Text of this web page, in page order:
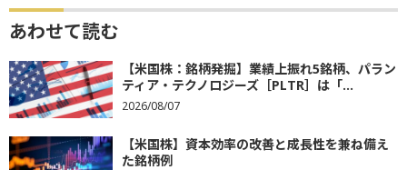
あわせて読む
【米国株：銘柄発掘】業績上振れ5銘柄、パラン
ティア・テクノロジーズ［PLTR］は「...
2026/08/07
【米国株】資本効率の改善と成長性を兼ね備え
た銘柄例